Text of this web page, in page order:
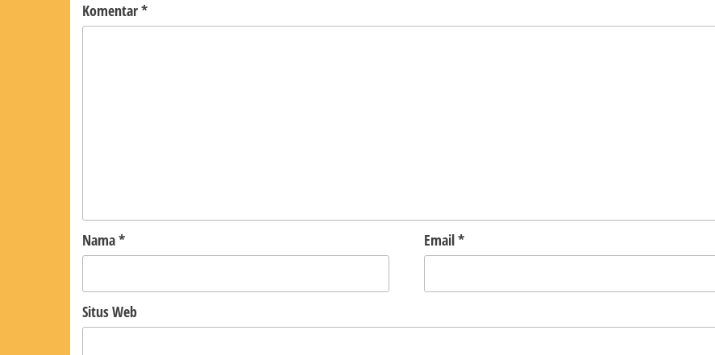
Komentar*
Nama* Email*
Situs Web